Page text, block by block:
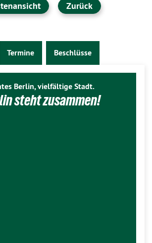
Zurück
Termine Beschlüsse
Berlin, vielfältige Stadt.
steht zusammen!